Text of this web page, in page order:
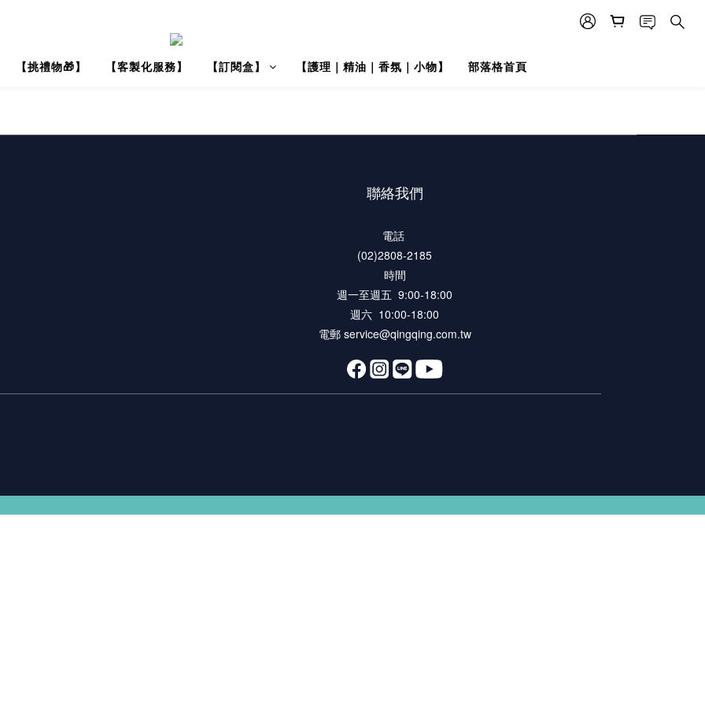
【挑禮物🎁】 【客製化服務】 【訂閱盒】 【護理｜精油｜香氛｜小物】 部落格首頁
聯絡我們
電話
(02)2808-2185
時間
週一至週五 9:00-18:00
週六 10:00-18:00
電郵 service@qingqing.com.tw